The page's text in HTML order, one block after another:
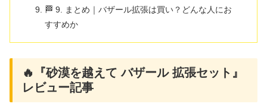
🏁 9. まとめ｜バザール拡張は買い？どんな人にお
すすめか
🔥『砂漠を越えて バザール 拡張セット』
レビュー記事